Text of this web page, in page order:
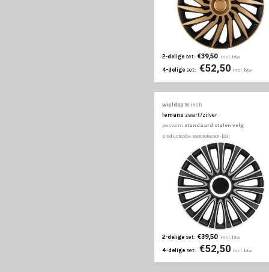
2-deligeset: €39,50
4-deligeset:
wieldop16 inch
pasvormbolle stalen
productcode:
2-deligeset:
4-deligeset: